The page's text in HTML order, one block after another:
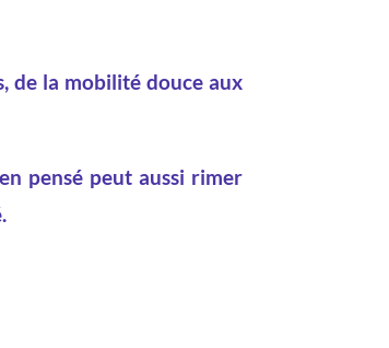
de la mobilité douce aux
pensé peut aussi rimer